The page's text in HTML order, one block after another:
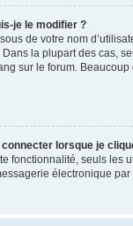
je le modifier ?
de votre nom
la plupart des cas,
sur le forum.
lorsque je
fonctionnalité, seuls les
électronique